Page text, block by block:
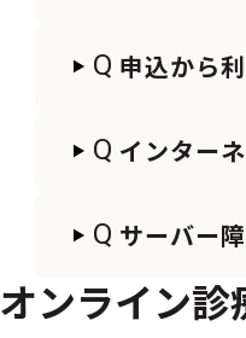
Q 申込から
Q インター
Q サーバー
オンライン診